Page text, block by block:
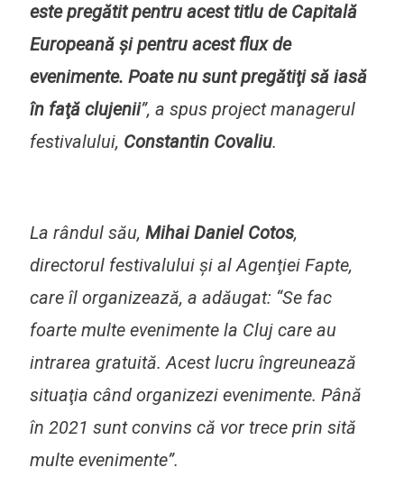
este pregătit pentru acest titlu de Capitală
Europeană şi pentru acest flux de
evenimente. Poate nu sunt pregătiţi să iasă
în faţă clujenii”, a spus project managerul
festivalului, Constantin Covaliu.
La rândul său, Mihai Daniel Cotos,
directorul festivalului şi al Agenţiei Fapte,
care îl organizează, a adăugat: “Se fac
foarte multe evenimente la Cluj care au
intrarea gratuită. Acest lucru îngreunează
situaţia când organizezi evenimente. Până
în 2021 sunt convins că vor trece prin sită
multe evenimente”.